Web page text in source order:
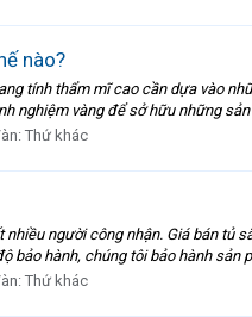
nào?
tính thẩm mĩ cao cần dựa vào
nghiệm vàng để sở hữu những
Thứ khác
người công nhận. Giá bán tủ
bảo hành, chúng tôi bảo hành sản
Thứ khác